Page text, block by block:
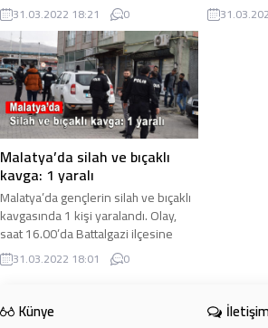
ikna yoluyla teslim olduğunu
duyurdu. İçişleri Bakanlığı tarafından
yapılan ...
31.03.2022 18:21 0 motosiklete
çarpması
Malatya’da silah ve bıçaklı
kavga: 1 yaralı
Malatya’da gençlerin silah ve bıçaklı
kavgasında 1 kişi yaralandı. Olay,
saat 16.00’da Battalgazi ilçesine
bağlı Çirikpınar Mahallesi’nde
meydana ...
31.03.2022 18:01 0
Künye